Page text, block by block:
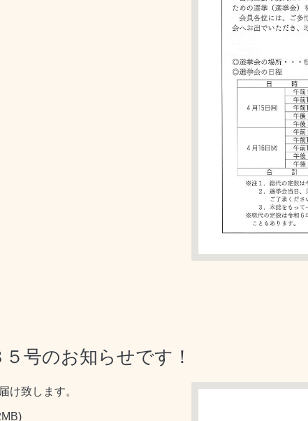
号のお知らせです！
け致します。